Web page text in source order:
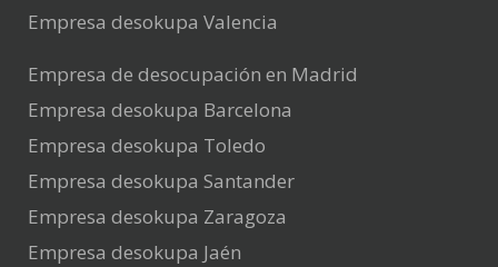
Empresa desokupa Valencia
Empresa de desocupación en Madrid
Empresa desokupa Barcelona
Empresa desokupa Toledo
Empresa desokupa Santander
Empresa desokupa Zaragoza
Empresa desokupa Jaén